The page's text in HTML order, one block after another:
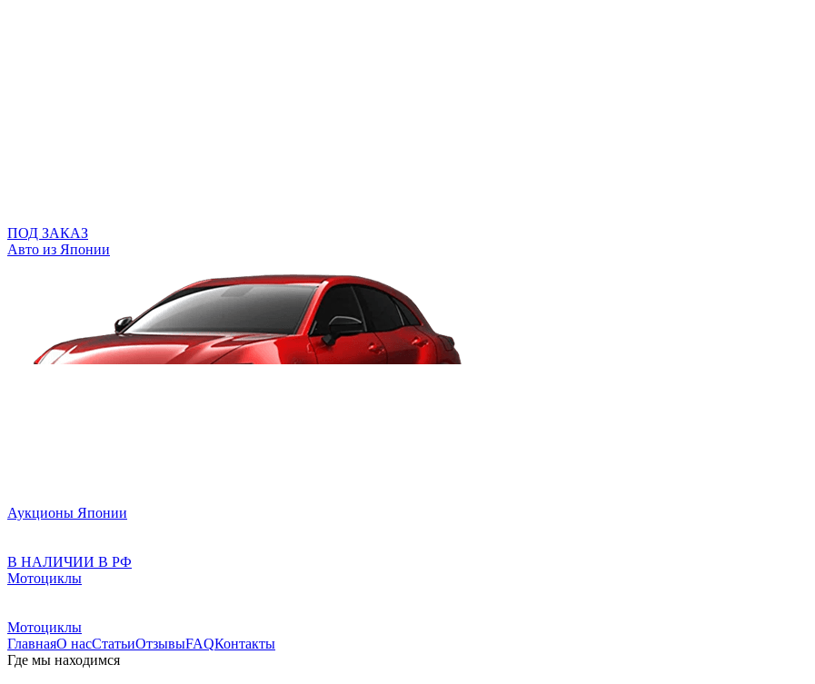
ПОД ЗАКАЗ
Авто из Японии
Аукционы Японии
В НАЛИЧИИ В РФ
Мотоциклы
Мотоциклы
ГлавнаяО насСтатьиОтзывыFAQКонтакты
Где мы находимся